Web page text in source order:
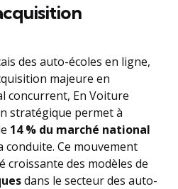
des auto-écoles en ligne,
majeure en
concurrent, En Voiture
stratégique permet à
14 % du marché national
conduite. Ce mouvement
croissante des modèles de
dans le secteur des auto-